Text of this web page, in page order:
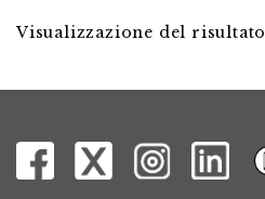
Visualizzazione del risultato